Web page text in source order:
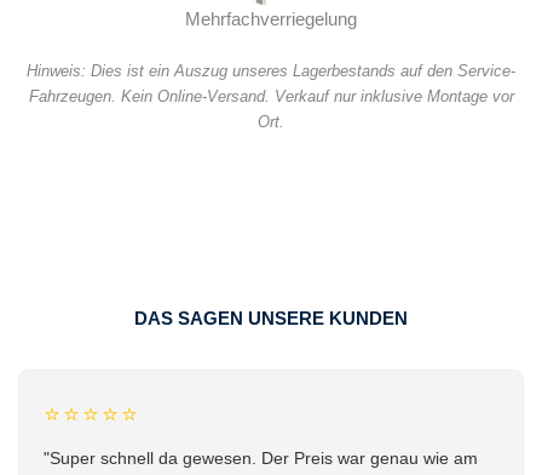
Mehrfachverriegelung
Hinweis: Dies ist ein Auszug unseres Lagerbestands auf den Service-
Fahrzeugen. Kein Online-Versand. Verkauf nur inklusive Montage vor
Ort.
DAS SAGEN UNSERE KUNDEN
⭐⭐⭐⭐⭐
"Super schnell da gewesen. Der Preis war genau wie am